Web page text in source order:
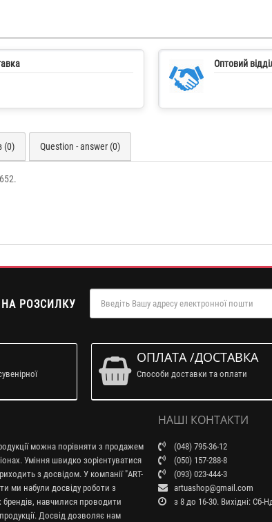
Оптовий
(0) Question - answer (0)
РОЗСИЛКУ
ОПЛАТА /ДОСТАВКА
Способи доставки та оплати
можна порівняти з продажем
Уміння швидко зорієнтуватися
з досвідом. У компанії "ART-
ми набули досвіду роботи з
навчилися проводити
Досвід дозволяє нам
НАШІ КОНТАКТИ
(048) 795-36-12
(050) 157-288-8
(093) 023-444-3
artuashop@gmail.com
з 8 до 16-30. Вихідні: Сб-